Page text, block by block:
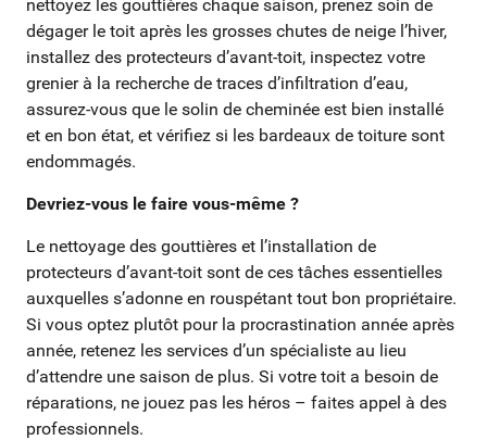
nettoyez les gouttières chaque saison, prenez soin de
dégager le toit après les grosses chutes de neige l’hiver,
installez des protecteurs d’avant-toit, inspectez votre
grenier à la recherche de traces d’infiltration d’eau,
assurez-vous que le solin de cheminée est bien installé
et en bon état, et vérifiez si les bardeaux de toiture sont
endommagés.
Devriez-vous le faire vous-même ?
Le nettoyage des gouttières et l’installation de
protecteurs d’avant-toit sont de ces tâches essentielles
auxquelles s’adonne en rouspétant tout bon propriétaire.
Si vous optez plutôt pour la procrastination année après
année, retenez les services d’un spécialiste au lieu
d’attendre une saison de plus. Si votre toit a besoin de
réparations, ne jouez pas les héros – faites appel à des
professionnels.